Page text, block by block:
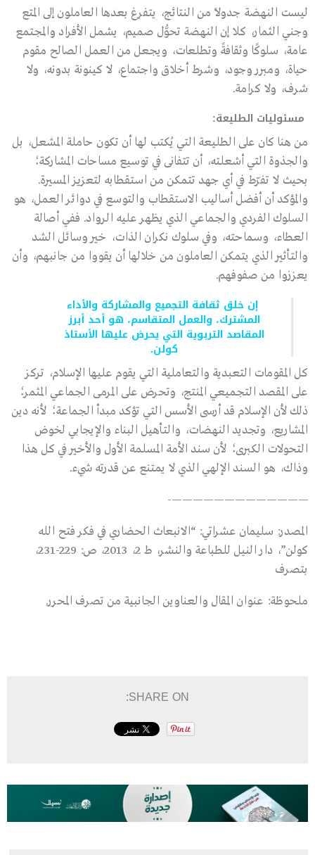
ليست النهضة جدولاً من النتائج، يتفرغ بعدها العاملون إلى المتع
وجني الثمار، كلا إن النهضة تحوُّل صميم، يشمل الأفراد والمجتمع
عامة، سلوكًا وثقافةً وتطلعات، ويجعل من العمل الصالح مقوم
حياة، ومبرر وجود، وشرط أخلاق واجتماع، لا كينونة بدونه، ولا
شرف، ولا كرامة.
مسئوليات الطليعة:
من هنا كان على الطليعة التي يُكتب لها أن تكون حاملة المشعل، بل
والجذوة التي أشعلته، أن تتفانى في توسيع مساحات المشاركة؛
بحيث لا تفرّط في أي جهد تتمكن من استقطابه لتعزيز المسيرة.
والمؤكد أن أفضل أساليب الاستقطاب والتوسع في دوائر العمل، هو
السلوك الفردي والجماعي الذي يظهر عليه الرواد. ففي أصالة
العطاء، وسماحته، وفي سلوك نكران الذات، خير وسائل الشد
والتأثير الذي يتمكن العاملون من خلالها أن يقووا من جانبهم، وأن
يعززوا من صفوفهم.
إن خلق ثقافة التجميع والمشاركة والأداء
المشترك، والعمل المتقاسم، هو أحد أبرز
المقاصد التربوية التي يحرض عليها الأستاذ
كولن.
كل المقومات التعبدية والتعاملية التي يقوم عليها الإسلام، تركز
على المقصد التجميعي المنتج، وتحرض على المرمى الجماعي المثمر؛
ذلك لأن الإسلام قد أرسى الأسس التي تؤكد مبدأ الجماعة؛ لأنه دين
المشاريع، وتجديد النهضات، والتأهيل البناء والإيجابي لخوض
التحولات الكبرى؛ لأن سند الأمة المسلمة الأول والأخير في كل هذا
وذاك، هو السند الإلهي الذي لا يمتنع عن قدرته شيء.
—————————————-
المصدر: سليمان عشراتي: “الانبعاث الحضاري في فكر فتح الله
كولن”، دار النيل للطباعة والنشر، ط 2، 2013، ص: 229-231،
بتصرف
ملحوظة: عنوان المقال والعناوين الجانبية من تصرف المحرر.
SHARE ON: